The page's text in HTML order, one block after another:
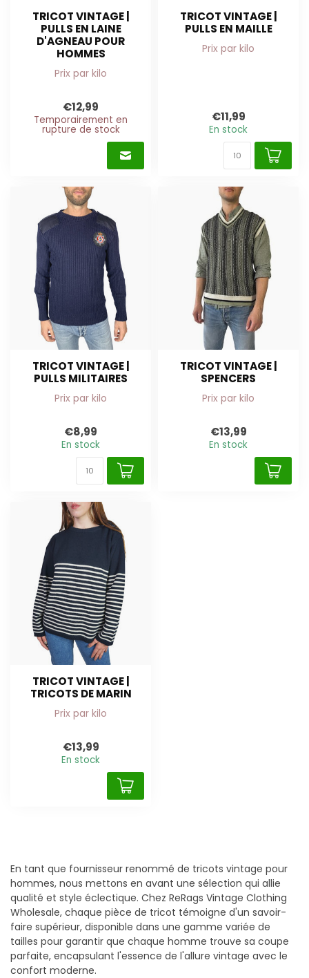
TRICOT VINTAGE |
PULLS EN LAINE
D'AGNEAU POUR
HOMMES
Prix par kilo
€12,99
Temporairement en
rupture de stock
TRICOT VINTAGE |
PULLS EN MAILLE
Prix par kilo
€11,99
En stock
TRICOT VINTAGE |
PULLS MILITAIRES
Prix par kilo
€8,99
En stock
TRICOT VINTAGE |
SPENCERS
Prix par kilo
€13,99
En stock
TRICOT VINTAGE |
TRICOTS DE MARIN
Prix par kilo
€13,99
En stock
En tant que fournisseur renommé de tricots vintage pour
hommes, nous mettons en avant une sélection qui allie
qualité et style éclectique. Chez ReRags Vintage Clothing
Wholesale, chaque pièce de tricot témoigne d'un savoir-
faire supérieur, disponible dans une gamme variée de
tailles pour garantir que chaque homme trouve sa coupe
parfaite, encapsulant l'essence de l'allure vintage avec le
confort moderne.